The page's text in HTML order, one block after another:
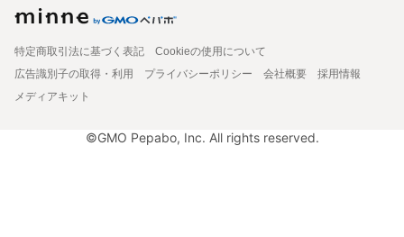
特定商取引法に基づく表記
Cookieの使用について
広告識別子の取得・利用
プライバシーポリシー 会社概要
採用情報
メディアキット
©GMO Pepabo, Inc. All rights reserved.